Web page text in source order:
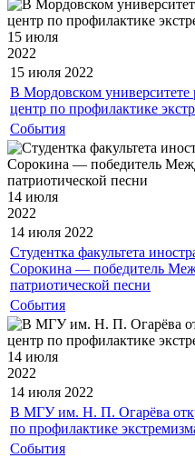
15 июля
2022
15 июля 2022
В Мордовском
центр по профилактике
События
14 июля
2022
14 июля 2022
Студентка факультета
Сорокина — победитель
патриотической песни
События
14 июля
2022
14 июля 2022
В МГУ им. Н. П. Огарёва
по профилактике
События